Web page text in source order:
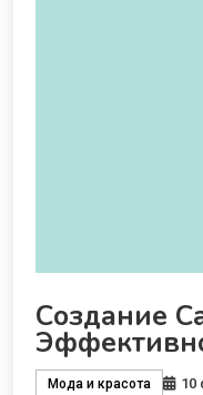
Создание
Мода и красота 10